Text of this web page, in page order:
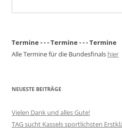
nach:
Termine - - - Termine - - - Termine
Alle Termine für die Bundesfinals hier
NEUESTE BEITRÄGE
Vielen Dank und alles Gute!
TAG sucht Kassels sportlichsten